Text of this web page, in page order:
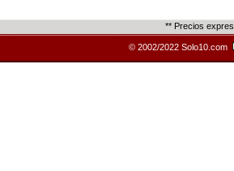
** Precios
© 2002/2022 Solo10.com